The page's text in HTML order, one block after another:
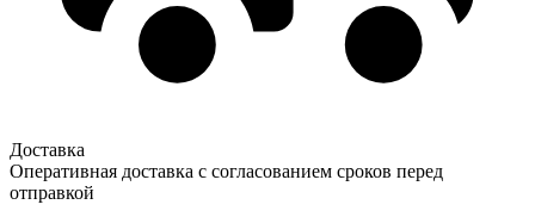
Доставка
Оперативная доставка с согласованием сроков перед
отправкой